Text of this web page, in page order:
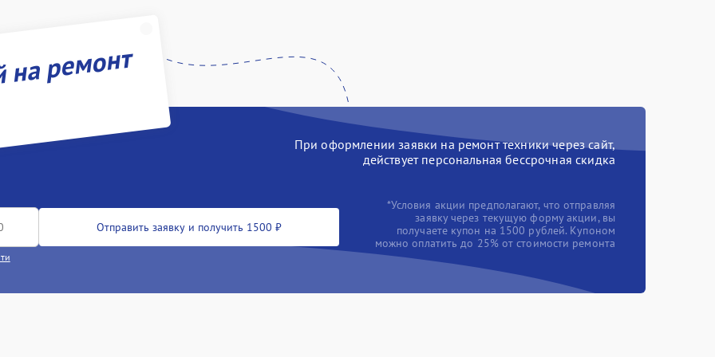
ремонт
При оформлении заявки на ремонт техники через сайт,
действует персональная бессрочная скидка
Отправить заявку и получить 1500 ₽
*Условия акции предполагают, что отправляя
заявку через текущую форму акции, вы
получаете купон на 1500 рублей. Купоном
можно оплатить до 25% от стоимости ремонта